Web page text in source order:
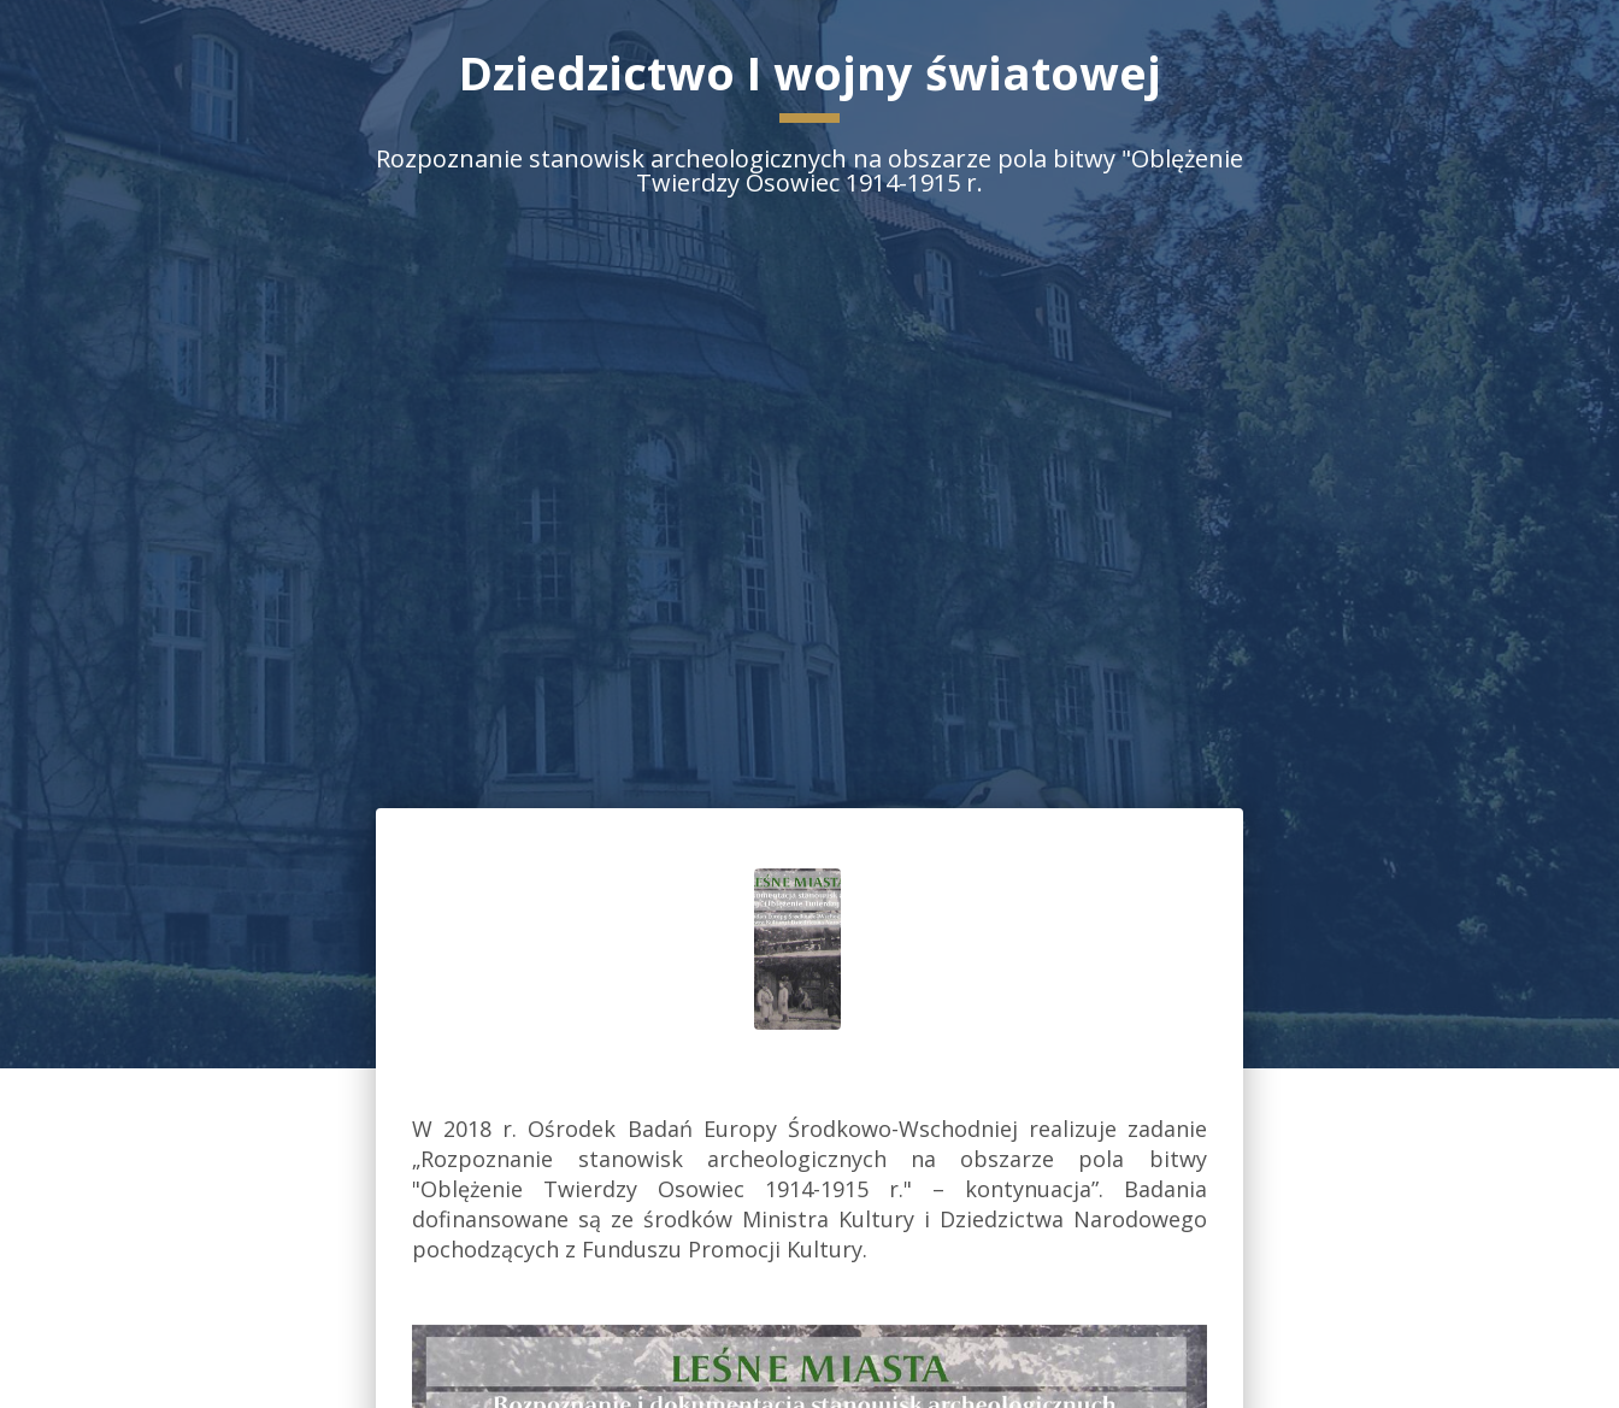
Dziedzictwo I wojny światowej
Rozpoznanie stanowisk archeologicznych na obszarze pola bitwy "Oblężenie
Twierdzy Osowiec 1914-1915 r.
W 2018 r. Ośrodek Badań Europy Środkowo-Wschodniej realizuje zadanie
„Rozpoznanie stanowisk archeologicznych na obszarze pola bitwy
"Oblężenie Twierdzy Osowiec 1914-1915 r." – kontynuacja”. Badania
dofinansowane są ze środków Ministra Kultury i Dziedzictwa Narodowego
pochodzących z Funduszu Promocji Kultury.